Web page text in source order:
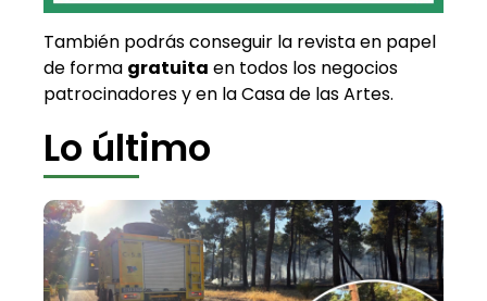
También podrás conseguir la revista en papel
de forma gratuita en todos los negocios
patrocinadores y en la Casa de las Artes.
Lo último